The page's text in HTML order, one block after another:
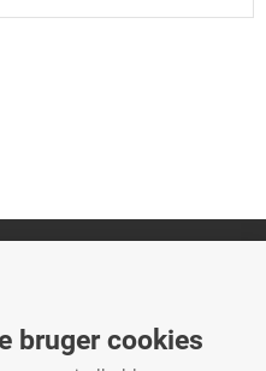
bruger cookies
22